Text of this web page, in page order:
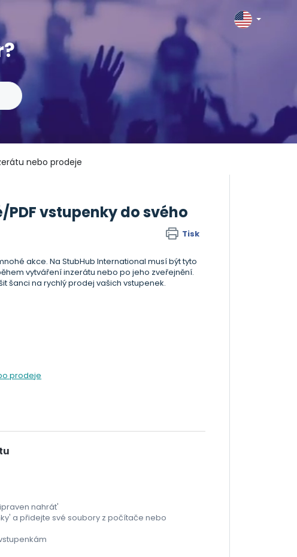
nebo prodeje
vstupenky do svého
Tisk
akce. Na StubHub International musí být tyto
vytváření inzerátu nebo po jeho zveřejnění.
šanci na rychlý prodej vašich vstupenek.
prodeje
nahrát'
a přidejte své soubory z počítače nebo